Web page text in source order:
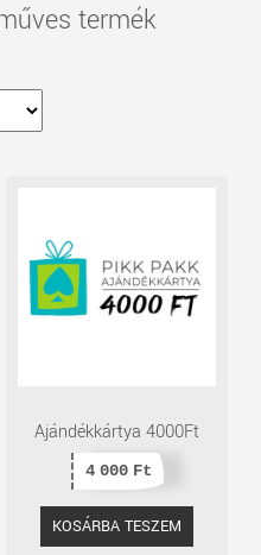
termék
Ajándékkártya 4000Ft
4 000 Ft
KOSÁRBA TESZEM